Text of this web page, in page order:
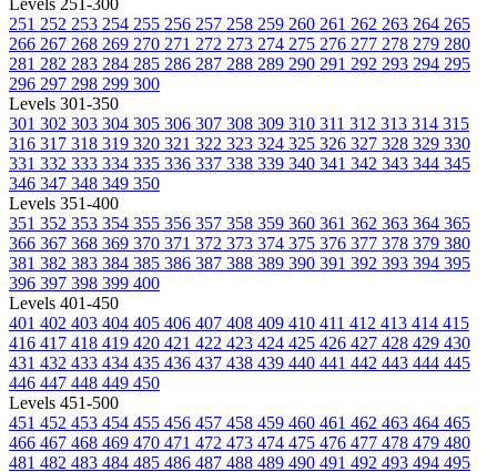
Levels 251-300
251 252 253 254 255 256 257 258 259 260 261 262 263 264 265
266 267 268 269 270 271 272 273 274 275 276 277 278 279 280
281 282 283 284 285 286 287 288 289 290 291 292 293 294 295
296 297 298 299 300
Levels 301-350
301 302 303 304 305 306 307 308 309 310 311 312 313 314 315
316 317 318 319 320 321 322 323 324 325 326 327 328 329 330
331 332 333 334 335 336 337 338 339 340 341 342 343 344 345
346 347 348 349 350
Levels 351-400
351 352 353 354 355 356 357 358 359 360 361 362 363 364 365
366 367 368 369 370 371 372 373 374 375 376 377 378 379 380
381 382 383 384 385 386 387 388 389 390 391 392 393 394 395
396 397 398 399 400
Levels 401-450
401 402 403 404 405 406 407 408 409 410 411 412 413 414 415
416 417 418 419 420 421 422 423 424 425 426 427 428 429 430
431 432 433 434 435 436 437 438 439 440 441 442 443 444 445
446 447 448 449 450
Levels 451-500
451 452 453 454 455 456 457 458 459 460 461 462 463 464 465
466 467 468 469 470 471 472 473 474 475 476 477 478 479 480
481 482 483 484 485 486 487 488 489 490 491 492 493 494 495